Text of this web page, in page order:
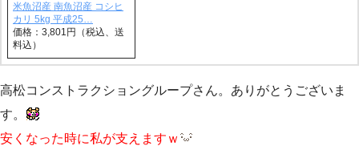
米魚沼産 南魚沼産 コシヒ
カリ 5kg 平成25…
価格：3,801円（税込、送
料込）
高松コンストラクショングループさん。ありがとうございま
す。
安くなった時に私が支えますｗ